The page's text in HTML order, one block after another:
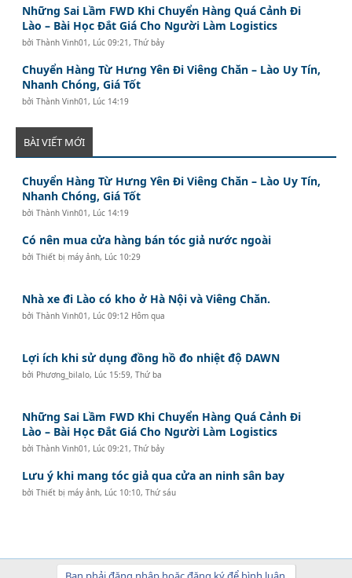
Những Sai Lầm FWD Khi Chuyển Hàng Quá Cảnh Đi
Lào – Bài Học Đắt Giá Cho Người Làm Logistics
bởiThành Vinh01 , Lúc 09:21, Thứ bảy
Chuyển Hàng Từ Hưng Yên Đi Viêng Chăn – Lào Uy Tín,
Nhanh Chóng, Giá Tốt
bởiThành Vinh01 , Lúc 14:19
BÀI VIẾT MỚI
Chuyển Hàng Từ Hưng Yên Đi Viêng Chăn – Lào Uy Tín,
Nhanh Chóng, Giá Tốt
bởiThành Vinh01 , Lúc 14:19
Có nên mua cửa hàng bán tóc giả nước ngoài
bởiThiết bị máy ảnh, Lúc 10:29
Nhà xe đi Lào có kho ở Hà Nội và Viêng Chăn.
bởiThành Vinh01 , Lúc 09:12 Hôm qua
Lợi ích khi sử dụng đồng hồ đo nhiệt độ DAWN
bởi Phương_bilalo, Lúc 15:59, Thứ ba
Những Sai Lầm FWD Khi Chuyển Hàng Quá Cảnh Đi
Lào – Bài Học Đắt Giá Cho Người Làm Logistics
bởiThành Vinh01 , Lúc 09:21, Thứ bảy
Lưu ý khi mang tóc giả qua cửa an ninh sân bay
bởiThiết bị máy ảnh, Lúc 10:10, Thứ sáu